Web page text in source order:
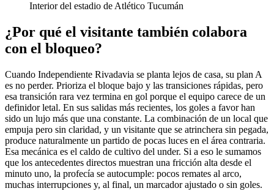
Interior del estadio de Atlético Tucumán
¿Por qué el visitante también colabora
con el bloqueo?
Cuando Independiente Rivadavia se planta lejos de casa, su plan A
es no perder. Prioriza el bloque bajo y las transiciones rápidas, pero
esa transición rara vez termina en gol porque el equipo carece de un
definidor letal. En sus salidas más recientes, los goles a favor han
sido un lujo más que una constante. La combinación de un local que
empuja pero sin claridad, y un visitante que se atrinchera sin pegada,
produce naturalmente un partido de pocas luces en el área contraria.
Esa mecánica es el caldo de cultivo del under. Si a eso le sumamos
que los antecedentes directos muestran una fricción alta desde el
minuto uno, la profecía se autocumple: pocos remates al arco,
muchas interrupciones y, al final, un marcador ajustado o sin goles.